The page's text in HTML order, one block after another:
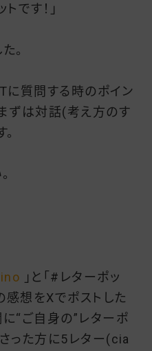
です！」
。
に質問する時のポイン
ずは対話(考え方のす
」と「#レターポッ
感想をXでポストした
“ご自身の”レターポ
った方に5レター(cia